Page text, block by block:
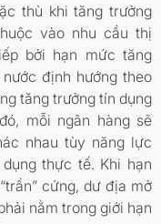
thù khi tăng trưởng
vào nhu cầu thị
bởi hạn mức tăng
định hướng theo
tăng trưởng tín dụng
mỗi ngân hàng sẽ
nhau tùy năng lực
thực tế. Khi hạn
cứng, dư địa mở
nằm trong giới hạn